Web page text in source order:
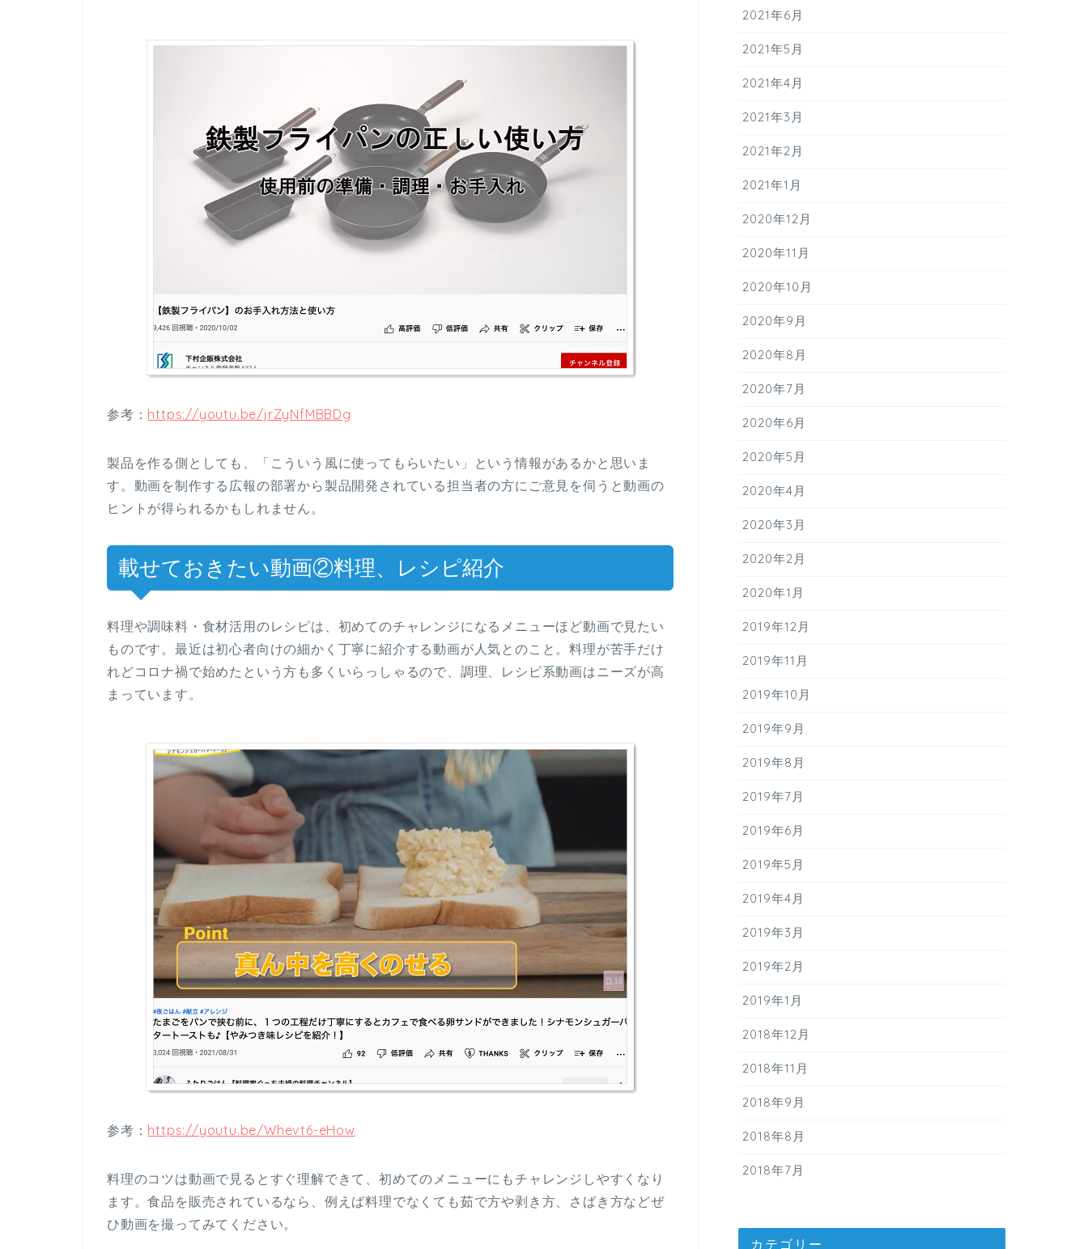
参考： https://youtu.be/jrZyNfMBBDg
製品を作る側としても、「こういう風に使ってもらいたい」という情報があるかと思いま
す。動画を制作する広報の部署から製品開発されている担当者の方にご意見を伺うと動画の
ヒントが得られるかもしれません。
載せておきたい動画②料理、レシピ紹介
料理や調味料・食材活用のレシピは、初めてのチャレンジになるメニューほど動画で見たい
ものです。最近は初心者向けの細かく丁寧に紹介する動画が人気とのこと。料理が苦手だけ
れどコロナ禍で始めたという方も多くいらっしゃるので、調理、レシピ系動画はニーズが高
まっています。
参考： https://youtu.be/Whevt6-eHow
料理のコツは動画で見るとすぐ理解できて、初めてのメニューにもチャレンジしやすくなり
ます。食品を販売されているなら、例えば料理でなくても茹で方や剥き方、さばき方などぜ
ひ動画を撮ってみてください。
2021年6月
2021年5月
2021年4月
2021年3月
2021年2月
2021年1月
2020年12月
2020年11月
2020年10月
2020年9月
2020年8月
2020年7月
2020年6月
2020年5月
2020年4月
2020年3月
2020年2月
2020年1月
2019年12月
2019年11月
2019年10月
2019年9月
2019年8月
2019年7月
2019年6月
2019年5月
2019年4月
2019年3月
2019年2月
2019年1月
2018年12月
2018年11月
2018年9月
2018年8月
2018年7月
カテゴリー